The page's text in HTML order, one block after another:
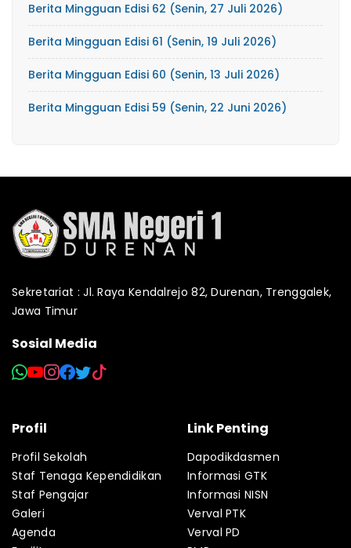
Berita Mingguan Edisi 62 (Senin, 27 Juli 2026)
Berita Mingguan Edisi 61 (Senin, 19 Juli 2026)
Berita Mingguan Edisi 60 (Senin, 13 Juli 2026)
Berita Mingguan Edisi 59 (Senin, 22 Juni 2026)
Sekretariat : Jl. Raya Kendalrejo 82, Durenan, Trenggalek,
Jawa Timur
Sosial Media
Profil
Profil Sekolah
Staf Tenaga Kependidikan
Staf Pengajar
Galeri
Agenda
Link Penting
Dapodikdasmen
Informasi GTK
Informasi NISN
Verval PTK
Verval PD